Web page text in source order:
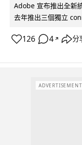
Adobe 宣布推出全新
去年推出三個獨立
126 4 ↗ 分
ADVERTISEMENT